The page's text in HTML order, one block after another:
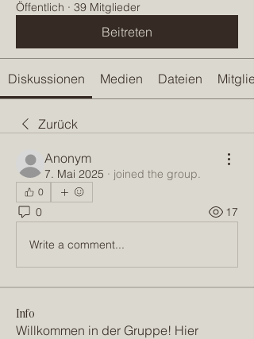
Öffentlich · 39 Mitglieder
Beitreten
Diskussionen Medien Dateien
Zurück
Anonym
7. Mai 2025 · joined the group.
0
0 17
Write a comment...
Info
Willkommen in der Gruppe! Hier